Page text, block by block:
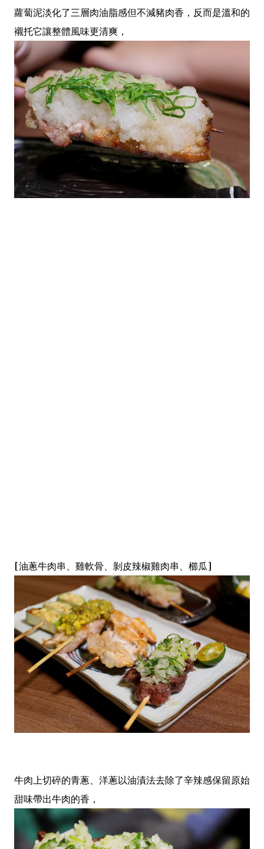
蘿蔔泥淡化了三層肉油脂感但不減豬肉香，反而是溫和的
襯托它讓整體風味更清爽，
[油蔥牛肉串、雞軟骨、剝皮辣椒雞肉串、櫛瓜]
牛肉上切碎的青蔥、洋蔥以油漬法去除了辛辣感保留原始
甜味帶出牛肉的香，